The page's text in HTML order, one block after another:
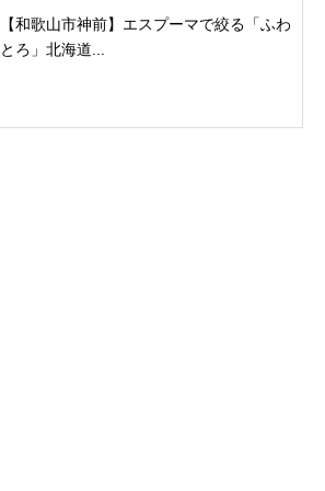
【和歌山市神前】エスプーマで絞る「ふわ
とろ」北海道...